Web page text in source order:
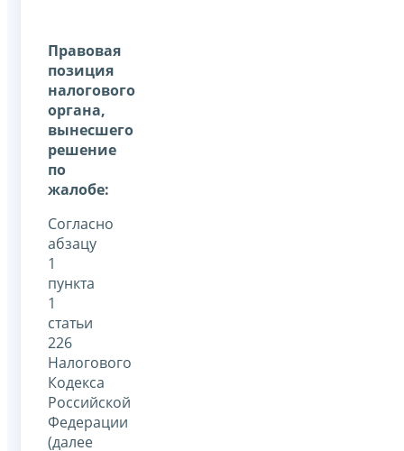
Правовая
позиция
налогового
органа,
вынесшего
решение
по
жалобе:
Согласно
абзацу
1
пункта
1
статьи
226
Налогового
Кодекса
Российской
Федерации
(далее